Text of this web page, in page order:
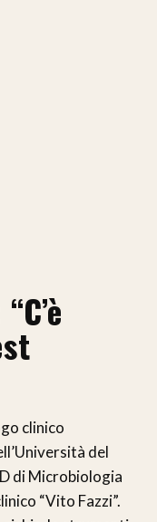
clinico
del
di Microbiologia
“Vito Fazzi”.